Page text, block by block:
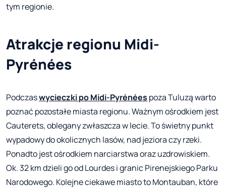
tym regionie.
Atrakcje regionu Midi-
Pyrénées
Podczaswycieczki po Midi-Pyrénées poza Tuluzą warto
poznać pozostałe miasta regionu. Ważnym ośrodkiem jest
Cauterets, oblegany zwłaszcza w lecie. To świetny punkt
wypadowy do okolicznych lasów, nad jeziora czy rzeki.
Ponadto jest ośrodkiem narciarstwa oraz uzdrowiskiem.
Ok. 32 km dzieli go od Lourdes i granic Pirenejskiego Parku
Narodowego. Kolejne ciekawe miasto to Montauban, które